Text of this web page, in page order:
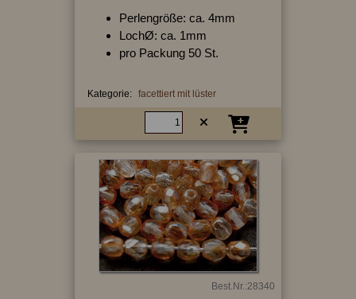
Perlengröße: ca. 4mm
LochØ: ca. 1mm
pro Packung 50 St.
Kategorie: facettiert mit lüster
Best.Nr.:28340